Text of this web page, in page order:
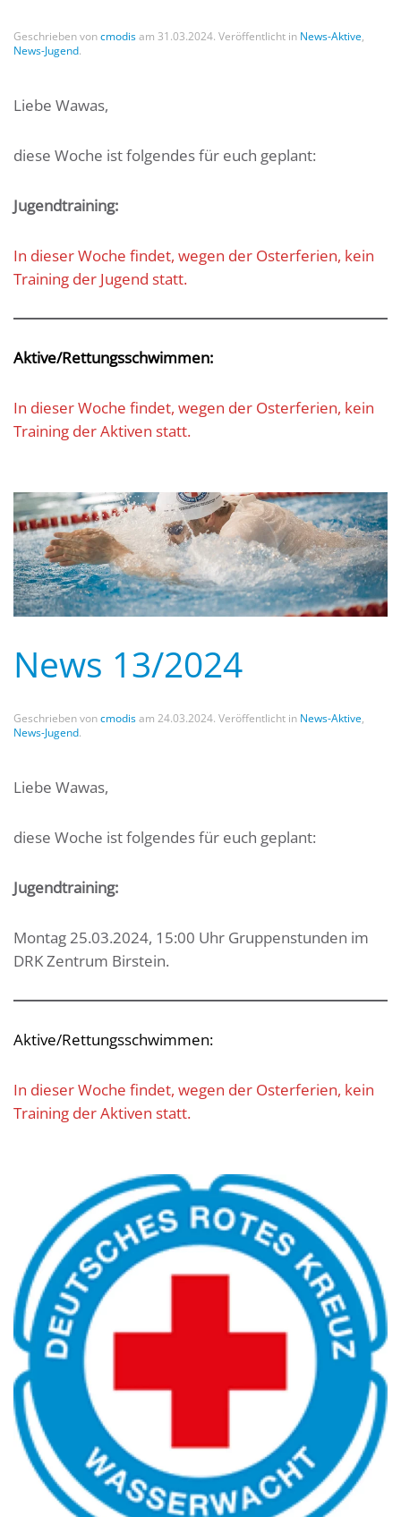
Geschrieben voncmodisam 31.03.2024. Veröffentlicht in News-Aktive,
News-Jugend.
Liebe Wawas,
diese Woche ist folgendes für euch geplant:
Jugendtraining:
In dieser Woche findet, wegen der Osterferien, kein
Training der Jugend statt.
Aktive/Rettungsschwimmen:
In dieser Woche findet, wegen der Osterferien, kein
Training der Aktiven statt.
News 13/2024
Geschrieben voncmodisam 24.03.2024. Veröffentlicht in News-Aktive,
News-Jugend.
Liebe Wawas,
diese Woche ist folgendes für euch geplant:
Jugendtraining:
Montag 25.03.2024, 15:00 Uhr Gruppenstunden im
DRK Zentrum Birstein.
Aktive/Rettungsschwimmen:
In dieser Woche findet, wegen der Osterferien, kein
Training der Aktiven statt.